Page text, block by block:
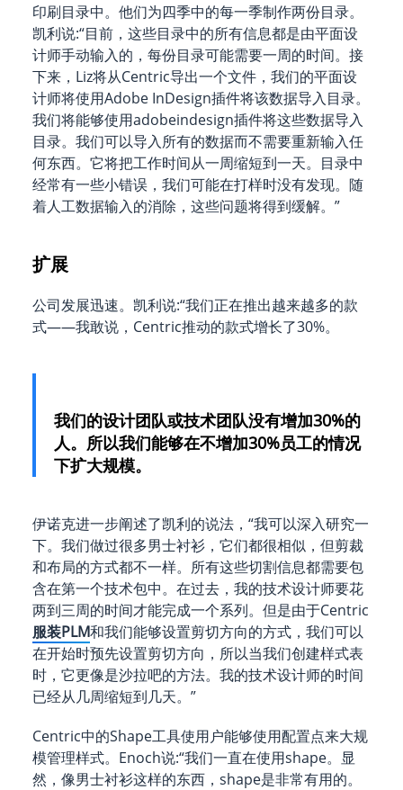
印刷目录中。他们为四季中的每一季制作两份目录。
凯利说:“目前，这些目录中的所有信息都是由平面设
计师手动输入的，每份目录可能需要一周的时间。接
下来，Liz将从Centric导出一个文件，我们的平面设
计师将使用Adobe InDesign插件将该数据导入目录。
我们将能够使用adobeindesign插件将这些数据导入
目录。我们可以导入所有的数据而不需要重新输入任
何东西。它将把工作时间从一周缩短到一天。目录中
经常有一些小错误，我们可能在打样时没有发现。随
着人工数据输入的消除，这些问题将得到缓解。”
扩展
公司发展迅速。凯利说:“我们正在推出越来越多的款
式——我敢说，Centric推动的款式增长了30%。
我们的设计团队或技术团队没有增加30%的
人。所以我们能够在不增加30%员工的情况
下扩大规模。
伊诺克进一步阐述了凯利的说法，“我可以深入研究一
下。我们做过很多男士衬衫，它们都很相似，但剪裁
和布局的方式都不一样。所有这些切割信息都需要包
含在第一个技术包中。在过去，我的技术设计师要花
两到三周的时间才能完成一个系列。但是由于Centric
服装PLM和我们能够设置剪切方向的方式，我们可以
在开始时预先设置剪切方向，所以当我们创建样式表
时，它更像是沙拉吧的方法。我的技术设计师的时间
已经从几周缩短到几天。”
Centric中的Shape工具使用户能够使用配置点来大规
模管理样式。Enoch说:“我们一直在使用shape。显
然，像男士衬衫这样的东西，shape是非常有用的。